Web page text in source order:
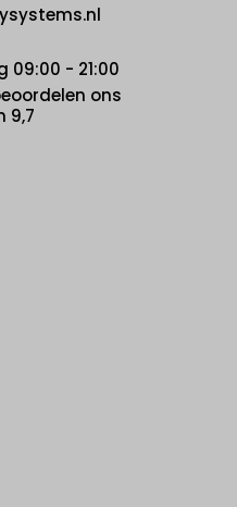
09:00 - 21:00
beoordelen ons
9,7